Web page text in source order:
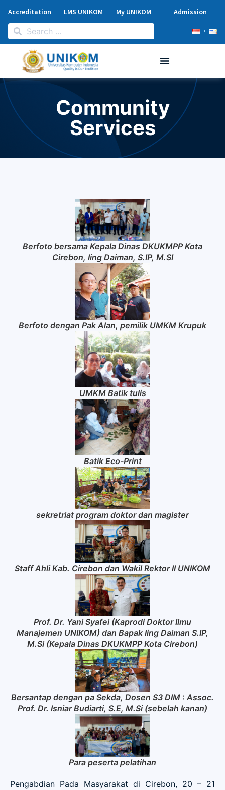
Accreditation LMS UNIKOM My UNIKOM Admission
Community
Services
Berfoto bersama Kepala Dinas DKUKMPP Kota
Cirebon, Iing Daiman, S.IP, M.SI
Berfoto dengan Pak Alan, pemilik UMKM Krupuk
UMKM Batik tulis
Batik Eco-Print
sekretriat program doktor dan magister
Staff Ahli Kab. Cirebon dan Wakil Rektor II UNIKOM
Prof. Dr. Yani Syafei (Kaprodi Doktor Ilmu
Manajemen UNIKOM) dan Bapak Iing Daiman S.IP,
M.Si (Kepala Dinas DKUKMPP Kota Cirebon)
Bersantap dengan pa Sekda, Dosen S3 DIM : Assoc.
Prof. Dr. Isniar Budiarti, S.E, M.Si (sebelah kanan)
Para peserta pelatihan
Pengabdian Pada Masyarakat di Cirebon, 20 – 21